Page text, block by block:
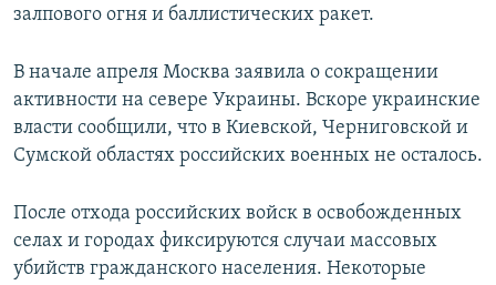
залпового огня и баллистических ракет.
В начале апреля Москва заявила о сокращении
активности на севере Украины. Вскоре украинские
власти сообщили, что в Киевской, Черниговской и
Сумской областях российских военных не осталось.
После отхода российских войск в освобожденных
селах и городах фиксируются случаи массовых
убийств гражданского населения. Некоторые